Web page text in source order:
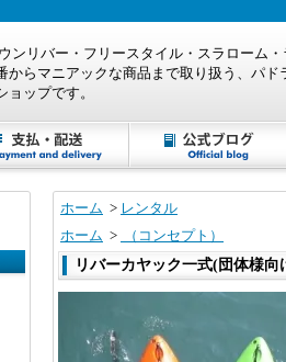
ホーム > レンタル
ホーム >
（コンセプト）
リバーカヤック一式(団体様向